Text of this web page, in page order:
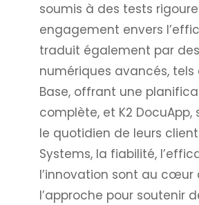
soumis à des tests
engagement envers
traduit également par
numériques avancés, tels
Base, offrant une
complète, et K2
le quotidien de leurs
Systems, la fiabilité,
l’innovation sont au cœur
l’approche pour soutenir